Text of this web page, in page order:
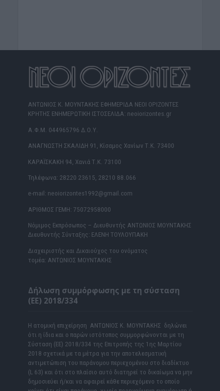
ΑΝΤΩΝΙΟΣ Κ. ΜΟΥΝΤΑΚΗΣ ΕΦΗΜΕΡΙΔΑ ΝΕΟΙ ΟΡΙΖΟΝΤΕΣ
ΚΡΗΤΗΣ ΕΝΗΜΕΡΩΤΙΚΗ ΙΣΤΟΣΕΛΙΔΑ: neoiorizontes.gr
Α.Φ.Μ. 044965796 Δ.Ο.Υ.
ΑΝΑΓΝΩΣΤΗ ΣΚΑΛΙΔΗ 91, Κίσαμος Χανίων Τ.Κ. 73400
ΚΑΡΑΪΣΚΑΚΗ 94, Χανιά Τ.Κ. 73100
Τηλέφωνα: 28220 23615, 28210 88.066
e-mail: neoiorizontes1992@gmail.com
ΑΡΙΘΜΟΣ ΓΕΜΗ: 75072958000
Νόμιμος Εκπρόσωπος – Διευθυντής ΑΝΤΩΝΙΟΣ ΜΟΥΝΤΑΚΗΣ
Διευθυντής Σύνταξης: ΕΛΕΝΗ ΤΟΥΛΟΥΠΑΚΗ
Διαχειριστής και Δικαιούχος του ονόματος
τομέα: ΑΝΤΩΝΙΟΣ ΜΟΥΝΤΑΚΗΣ
Δήλωση συμμόρφωσης με τη σύσταση
(ΕΕ) 2018/334
Η ατομική επιχείρηση ΑΝΤΩΝΙΟΣ Κ. ΜΟΥΝΤΑΚΗΣ δηλώνει
ότι η ίδια και ο παρών ιστότοπος συμμορφώνονται με τη
Σύσταση (ΕΕ) 2018/334 της Επιτροπής της 1ης Μαρτίου
2018 σχετικά με τα μέτρα για την αποτελεσματική
αντιμετώπιση του παράνομου περιεχομένου στο διαδίκτυο
(L 63) και ότι στο πλαίσιο αυτό διατηρεί το δικαίωμα να μην
δημοσιεύει ή/και να αφαιρεί κάθε περιεχόμενο το οποίο